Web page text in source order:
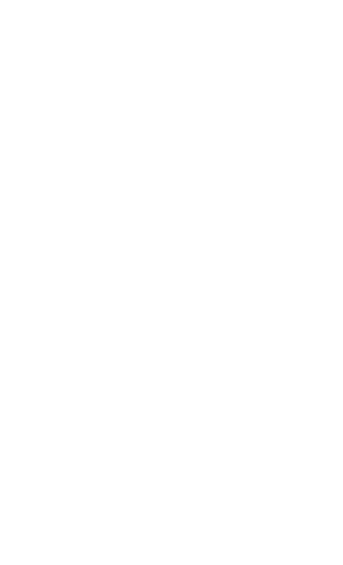
gran instalación
https://www.101tv.es/una-
viaje-fotografico-europa-
También en el ámbito de la
Cristina García-Rodero en
fotógrafa de la agencia
Málaga de Periodismo por
y mágica de la ‘Piel de